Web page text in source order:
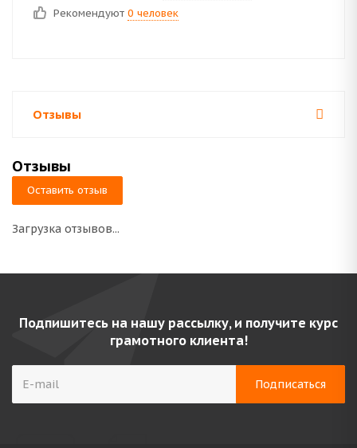
Рекомендуют 0 человек
Отзывы
Отзывы
Оставить отзыв
Загрузка отзывов...
Подпишитесь на нашу рассылку, и получите курс
грамотного клиента!